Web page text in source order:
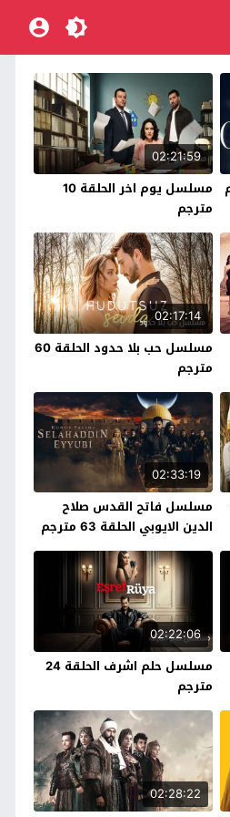
02:21:59
مسلسل يوم اخر الحلقة 10
مترجم
02:17:14
مسلسل حب بلا حدود الحلقة 60
مترجم
02:33:19
مسلسل فاتح القدس صلاح
الدين الايوبي الحلقة 63 مترجم
02:22:06
مسلسل حلم اشرف الحلقة 24
مترجم
02:28:22